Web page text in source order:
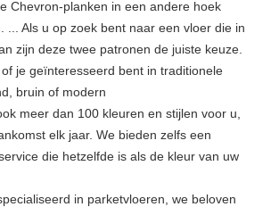
Chevron-planken in een andere hoek
... Als u op zoek bent naar een vloer die in
zijn deze twee patronen de juiste keuze.
je geïnteresseerd bent in traditionele
bruin of modern
meer dan 100 kleuren en stijlen voor u,
elk jaar. We bieden zelfs een
die hetzelfde is als de kleur van uw
in parketvloeren, we beloven